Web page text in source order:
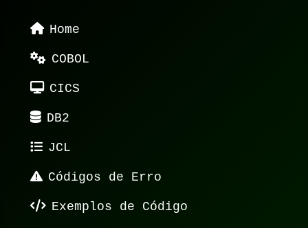
Home
COBOL
CICS
DB2
JCL
Códigos de Erro
Exemplos de Código